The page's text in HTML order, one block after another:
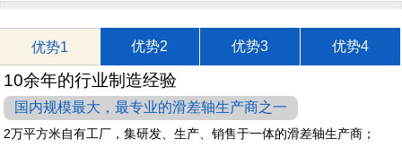
优势1 优势2 优势3 优势4
10余年的行业制造经验
国内规模最大，最专业的滑差轴生产商之一
2万平方米自有工厂，集研发、生产、销售于一体的滑差轴生产商；